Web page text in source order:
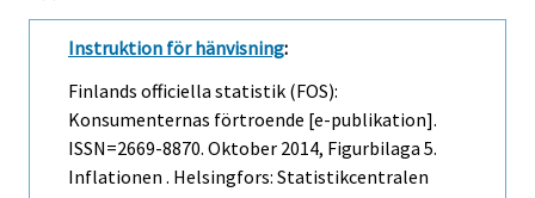
Instruktion för hänvisning:
Finlands officiella statistik (FOS):
Konsumenternas förtroende [e-publikation].
ISSN=2669-8870. Oktober 2014, Figurbilaga 5.
Inflationen . Helsingfors: Statistikcentralen